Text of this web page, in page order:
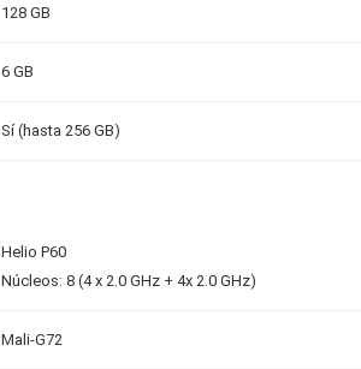
128 GB
6 GB
Sí (hasta 256 GB)
Helio P60
Núcleos: 8 (4 x 2.0 GHz + 4x 2.0 GHz)
Mali-G72